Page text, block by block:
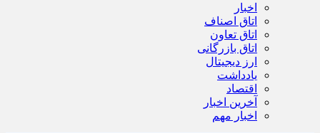
اخبار
اتاق اصناف
اتاق تعاون
اتاق بازرگانی
ارز دیجیتال
یادداشت
اقتصاد
آخرین اخبار
اخبار مهم